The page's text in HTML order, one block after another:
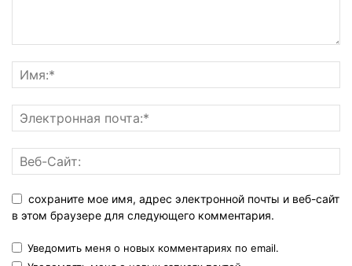
сохраните мое имя, адрес электронной почты и веб-сайт
в этом браузере для следующего комментария.
Уведомить меня о новых комментариях по email.